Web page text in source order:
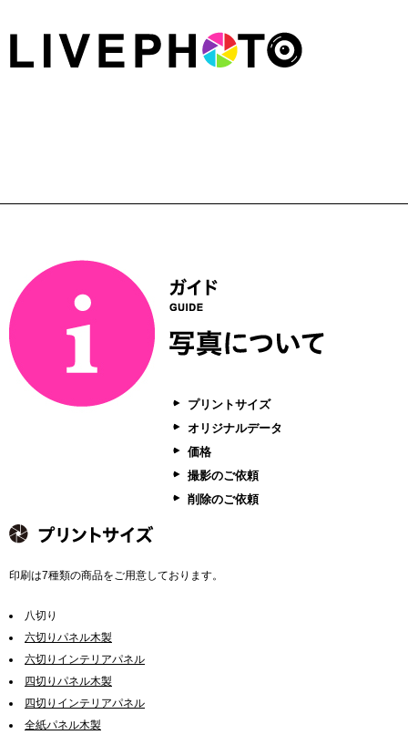
プリントサイズ
オリジナルデータ
価格
撮影のご依頼
削除のご依頼
印刷は7種類の商品をご用意しております。
八切り
六切りパネル木製
六切りインテリアパネル
四切りパネル木製
四切りインテリアパネル
全紙パネル木製